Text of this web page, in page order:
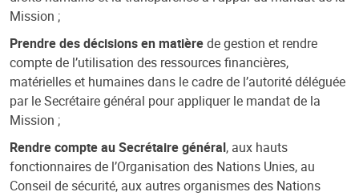
Mission ;
Prendre des décisions en matièrede gestion et rendre
compte de l’utilisation des ressources financières,
matérielles et humaines dans le cadre de l’autorité déléguée
par le Secrétaire général pour appliquer le mandat de la
Mission ;
Rendre compte au Secrétaire général, aux hauts
fonctionnaires de l’Organisation des Nations Unies, au
Conseil de sécurité, aux autres organismes des Nations